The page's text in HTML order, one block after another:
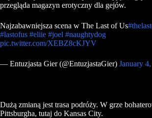
przegląda magazyn erotyczny dla gejów.
Najzabawniejsza scena w The Last of Us
#lastofus #eliie #joel #naughtydog
pic.twitter.com/XEBZ8cKJYV
— Entuzjasta Gier (@EntuzjastaGier) January
Dużą zmianą jest trasa podróży. W grze
Pittsburgha, tutaj do Kansas City.